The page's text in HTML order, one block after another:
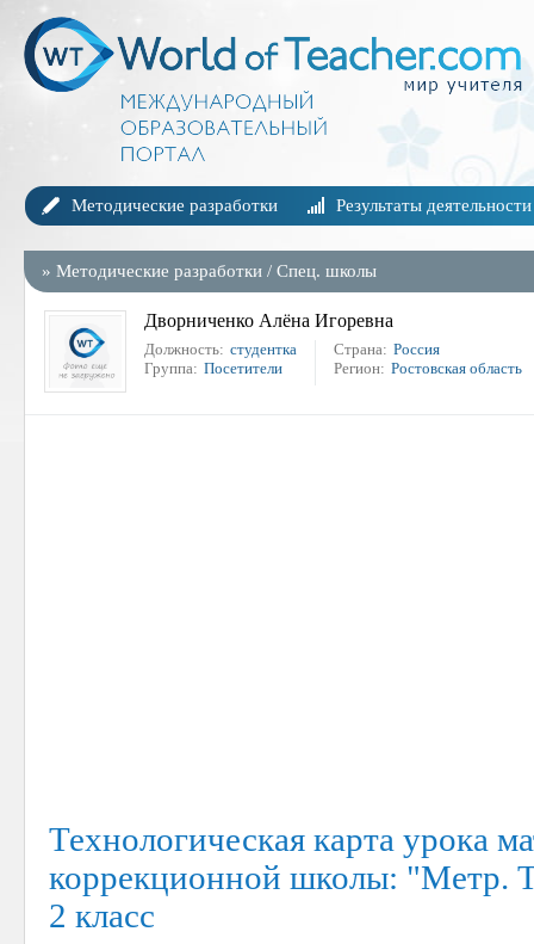
Методические разработки Результаты деятельности
» Методические разработки / Спец. школы
Дворниченко Алёна Игоревна
Должность: студентка
Группа: Посетители
Страна: Россия
Регион: Ростовская область
Технологическая карта урока
коррекционной школы: "Метр.
2 класс